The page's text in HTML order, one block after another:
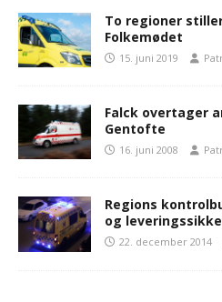
To regioner
Folkemødet
15. juni 2019
Falck overtager
Gentofte
16. juni 2008
Regions
og
22. december 2014